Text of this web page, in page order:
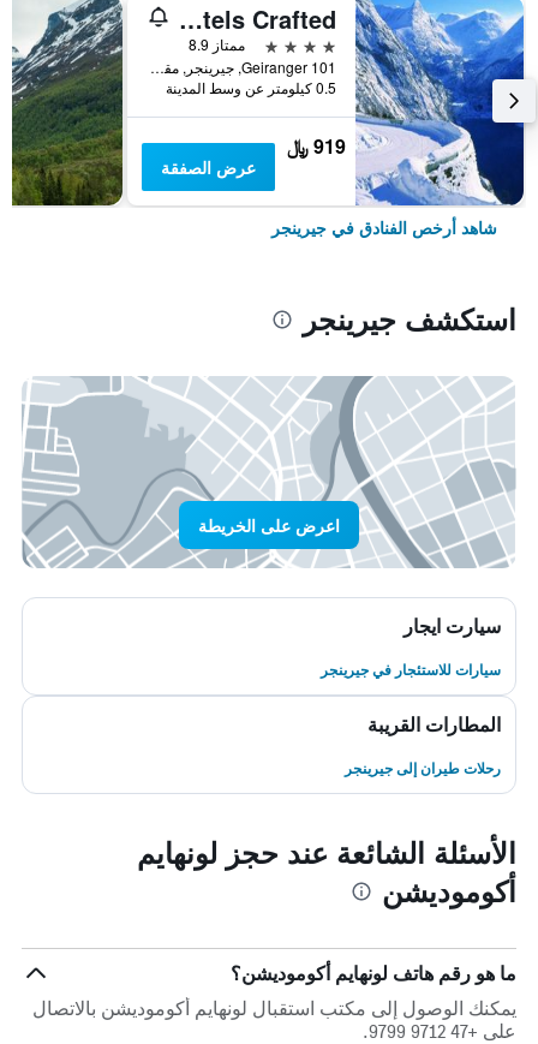
Hotel Union Geiranger, WorldHotels Crafted
4 نجوم
ممتاز 8.9
Geiranger 101, جيرينجر, مقاطعة مور أو رومسدال, النرويج
0.5 كيلومتر عن وسط المدينة
919 ﷼
عرض الصفقة
شاهد أرخص الفنادق في جيرينجر
استكشف جيرينجر
اعرض على الخريطة
سيارت ايجار
سيارات للاستئجار في جيرينجر
المطارات القريبة
رحلات طيران إلى جيرينجر
الأسئلة الشائعة عند حجز لونهايم
أكوموديشن
ما هو رقم هاتف لونهايم أكوموديشن؟
يمكنك الوصول إلى مكتب استقبال لونهايم أكوموديشن بالاتصال
على +47 9712 9799.